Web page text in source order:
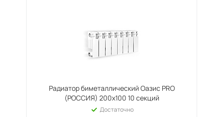
Радиатор биметаллический Оазис PRO
(РОССИЯ) 200х100 10 секций
Достаточно